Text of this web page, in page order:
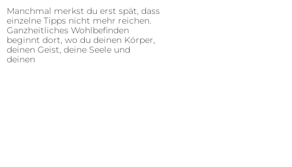
Manchmal merkst du erst spät, dass
einzelne Tipps nicht mehr reichen.
Ganzheitliches Wohlbefinden
beginnt dort, wo du deinen Körper,
deinen Geist, deine Seele und
deinen